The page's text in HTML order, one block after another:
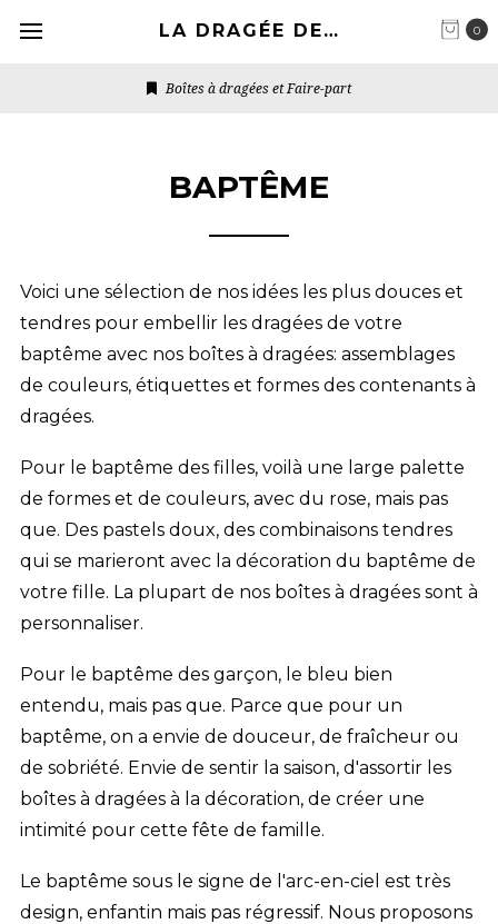
0
LA DRAGÉE DESIGN
Dragées et Déco de table
BAPTÊME
Voici une sélection de nos idées les plus douces et
tendres pour embellir les dragées de votre
baptême avec nos boîtes à dragées: assemblages
de couleurs, étiquettes et formes des contenants à
dragées.
Pour le baptême des filles, voilà une large palette
de formes et de couleurs, avec du rose, mais pas
que. Des pastels doux, des combinaisons tendres
qui se marieront avec la décoration du baptême de
votre fille. La plupart de nos boîtes à dragées sont à
personnaliser.
Pour le baptême des garçon, le bleu bien
entendu, mais pas que. Parce que pour un
baptême, on a envie de douceur, de fraîcheur ou
de sobriété. Envie de sentir la saison, d'assortir les
boîtes à dragées à la décoration, de créer une
intimité pour cette fête de famille.
Le baptême sous le signe de l'arc-en-ciel est très
design, enfantin mais pas régressif. Nous proposons